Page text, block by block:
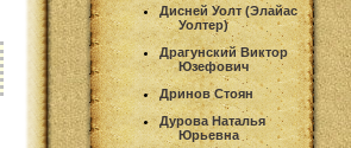
Дисней Уолт (Элайас
Уолтер)
Драгунский Виктор
Юзефович
Дринов Стоян
Дурова Наталья
Юрьевна